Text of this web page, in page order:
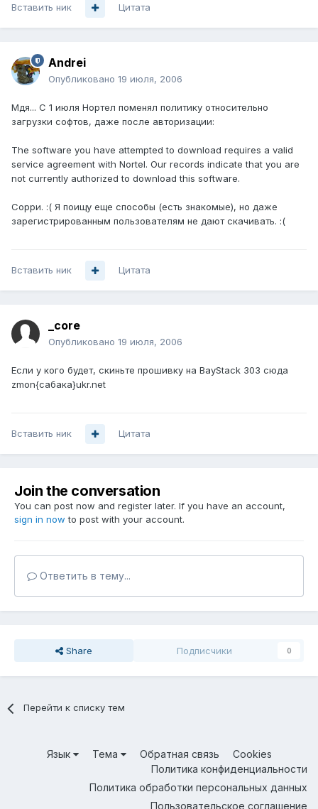
Вставить ник Цитата
Andrei
Опубликовано 19 июля, 2006
Мдя... С 1 июля Нортел поменял политику относительно
загрузки софтов, даже после авторизации:
The software you have attempted to download requires a valid
service agreement with Nortel. Our records indicate that you are
not currently authorized to download this software.
Сорри. :( Я поищу еще способы (есть знакомые), но даже
зарегистрированным пользователям не дают скачивать. :(
Вставить ник Цитата
_core
Опубликовано 19 июля, 2006
Если у кого будет, скиньте прошивку на BayStack 303 сюда
zmon{сабака}ukr.net
Вставить ник Цитата
Join the conversation
You can post now and register later. If you have an account,
sign in now to post with your account.
Ответить в тему...
Share Подписчики 0
Перейти к списку тем
Язык Тема Обратная связь
Cookies
Политика конфиденциальности
Политика обработки персональных данных
Пользовательское соглашение